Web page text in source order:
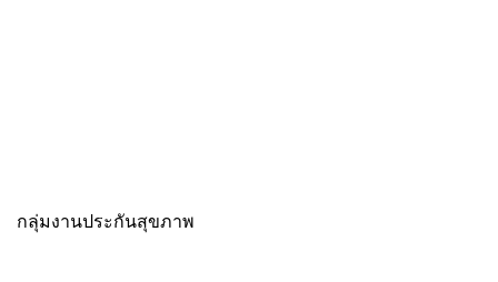
กลุ่มงานประกันสุขภาพ